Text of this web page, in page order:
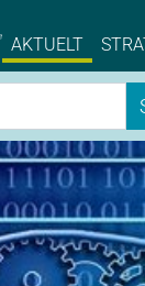
Eyde-
AKTUELT